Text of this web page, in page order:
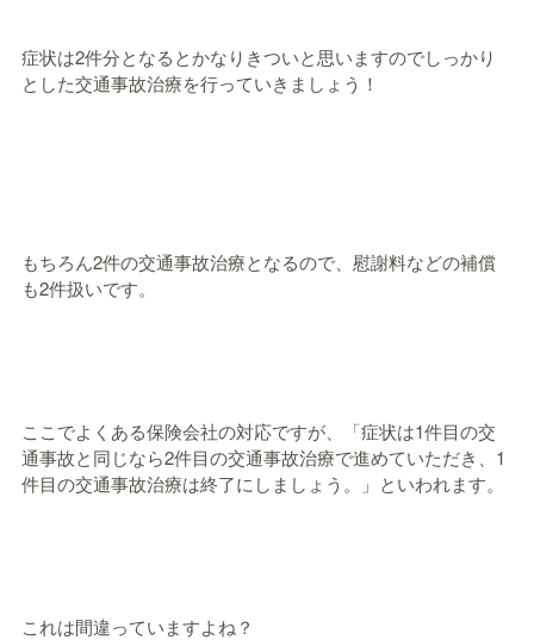
症状は2件分となるとかなりきついと思いますのでしっかり
とした交通事故治療を行っていきましょう！
もちろん2件の交通事故治療となるので、慰謝料などの補償
も2件扱いです。
ここでよくある保険会社の対応ですが、「症状は1件目の交
通事故と同じなら2件目の交通事故治療で進めていただき、1
件目の交通事故治療は終了にしましょう。」といわれます。
これは間違っていますよね？